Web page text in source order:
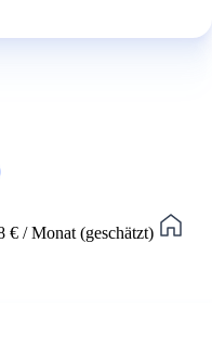
€ / Monat (geschätzt)